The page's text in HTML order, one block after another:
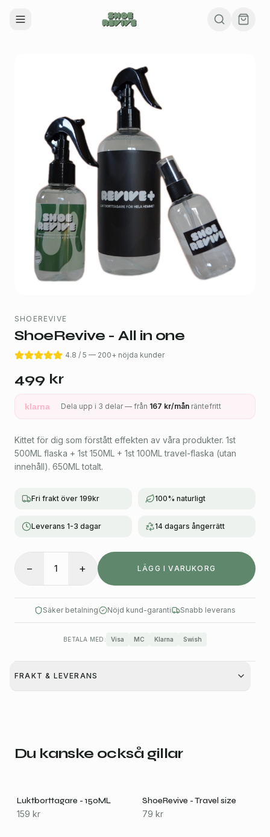
SHOEREVIVE
ShoeRevive - All in one
4.8 / 5 — 200+ nöjda kunder
499 kr
klarna Dela upp i 3 delar — från 167 kr/mån räntefritt
Kittet för dig som förstått effekten av våra produkter. 1st
500ML flaska + 1st 150ML + 1st 100ML travel-flaska (utan
innehåll). 650ML totalt.
Fri frakt över 199kr 100% naturligt
Leverans 1-3 dagar 14 dagars ångerrätt
− 1 + LÄGG I VARUKORG
Säker betalning Nöjd kund-garanti Snabb leverans
BETALA MED: Visa MC Klarna Swish
FRAKT & LEVERANS
Du kanske också gillar
Luktborttagare - 150ML
159 kr
ShoeRevive - Travel size
79 kr